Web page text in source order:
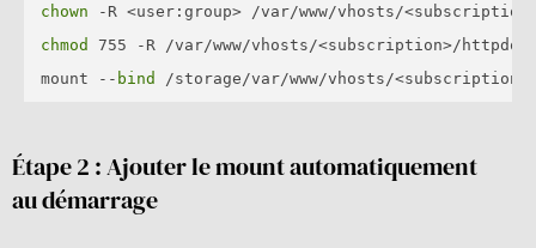
chown
chmod
755 -R /var/www/vhosts/<subscription>/
mount -- bind
Étape 2 : Ajouter le mount automatiquement
au démarrage